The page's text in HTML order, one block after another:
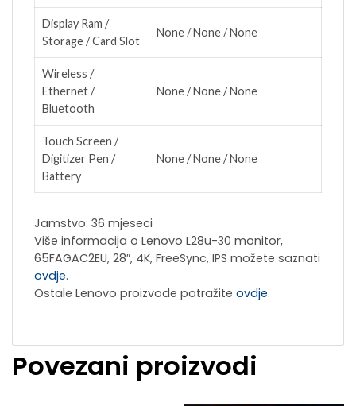
Display Ram /
Storage / Card Slot
None / None / None
Wireless /
Ethernet /
Bluetooth
None / None / None
Touch Screen /
Digitizer Pen /
Battery
None / None / None
Jamstvo: 36 mjeseci
Više informacija o Lenovo L28u-30 monitor,
65FAGAC2EU, 28″, 4K, FreeSync, IPS možete saznati
ovdje.
Ostale Lenovo proizvode potražite ovdje.
Povezani proizvodi